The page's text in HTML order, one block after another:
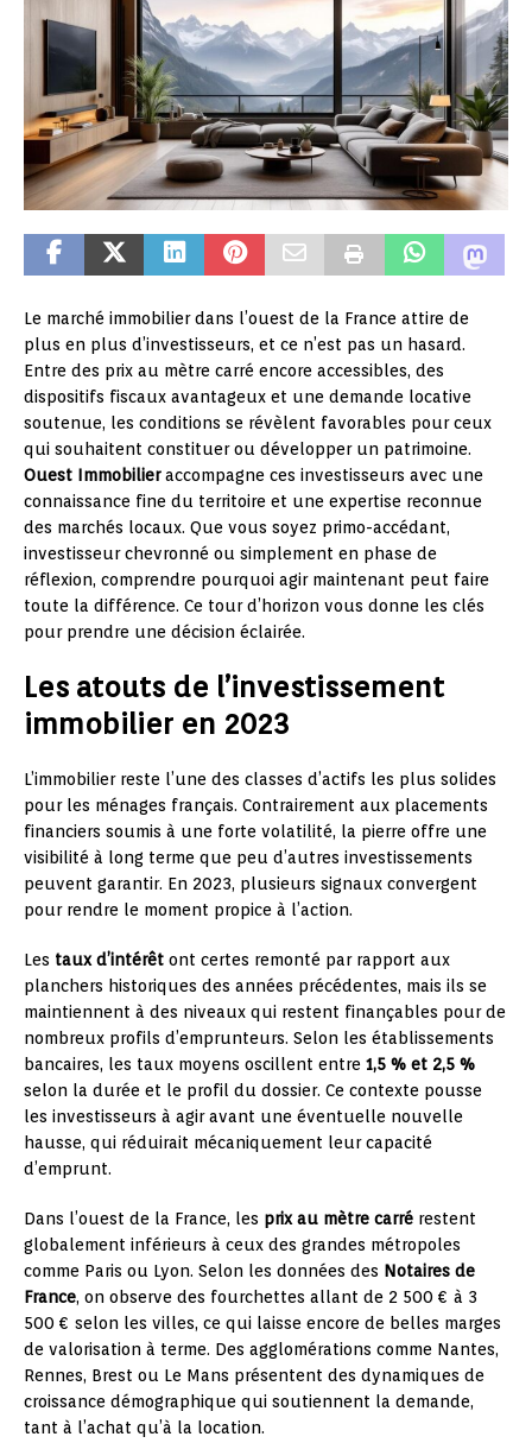
Le marché immobilier dans l’ouest de la France attire de
plus en plus d’investisseurs, et ce n’est pas un hasard.
Entre des prix au mètre carré encore accessibles, des
dispositifs fiscaux avantageux et une demande locative
soutenue, les conditions se révèlent favorables pour ceux
qui souhaitent constituer ou développer un patrimoine.
Ouest Immobilieraccompagne ces investisseurs avec une
connaissance fine du territoire et une expertise reconnue
des marchés locaux. Que vous soyez primo-accédant,
investisseur chevronné ou simplement en phase de
réflexion, comprendre pourquoi agir maintenant peut faire
toute la différence. Ce tour d’horizon vous donne les clés
pour prendre une décision éclairée.
Les atouts de l’investissement
immobilier en 2023
L’immobilier reste l’une des classes d’actifs les plus solides
pour les ménages français. Contrairement aux placements
financiers soumis à une forte volatilité, la pierre offre une
visibilité à long terme que peu d’autres investissements
peuvent garantir. En 2023, plusieurs signaux convergent
pour rendre le moment propice à l’action.
Les taux d’intérêt ont certes remonté par rapport aux
planchers historiques des années précédentes, mais ils se
maintiennent à des niveaux qui restent finançables pour de
nombreux profils d’emprunteurs. Selon les établissements
bancaires, les taux moyens oscillent entre 1,5 % et 2,5 %
selon la durée et le profil du dossier. Ce contexte pousse
les investisseurs à agir avant une éventuelle nouvelle
hausse, qui réduirait mécaniquement leur capacité
d’emprunt.
Dans l’ouest de la France, les prix au mètre carré restent
globalement inférieurs à ceux des grandes métropoles
comme Paris ou Lyon. Selon les données des Notaires de
France, on observe des fourchettes allant de 2 500 € à 3
500 € selon les villes, ce qui laisse encore de belles marges
de valorisation à terme. Des agglomérations comme Nantes,
Rennes, Brest ou Le Mans présentent des dynamiques de
croissance démographique qui soutiennent la demande,
tant à l’achat qu’à la location.